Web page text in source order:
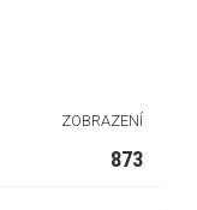
ZOBRAZENÍ
873